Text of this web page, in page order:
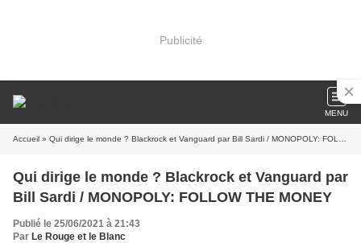
Publicité
MENU
Accueil » Qui dirige le monde ? Blackrock et Vanguard par Bill Sardi / MONOPOLY: FOLLOW THE MONEY
Qui dirige le monde ? Blackrock et Vanguard par
Bill Sardi / MONOPOLY: FOLLOW THE MONEY
Publié le 25/06/2021 à 21:43
Par Le Rouge et le Blanc